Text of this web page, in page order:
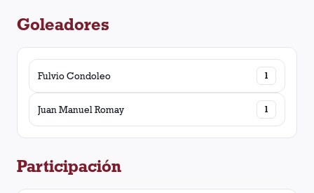
Goleadores
Fulvio Condoleo 1
Juan Manuel Romay 1
Participación